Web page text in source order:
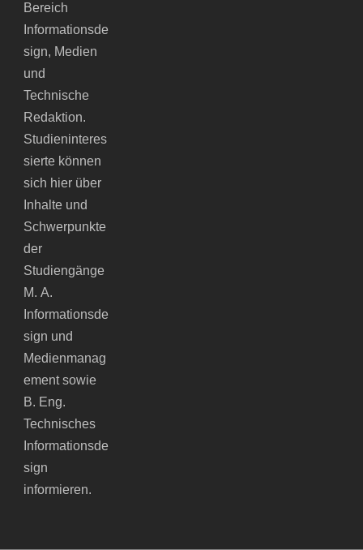
Bereich
Informationsde
sign, Medien
und
Technische
Redaktion.
Studieninteres
sierte können
sich hier über
Inhalte und
Schwerpunkte
der
Studiengänge
M. A.
Informationsde
sign und
Medienmanag
ement sowie
B. Eng.
Technisches
Informationsde
sign
informieren.